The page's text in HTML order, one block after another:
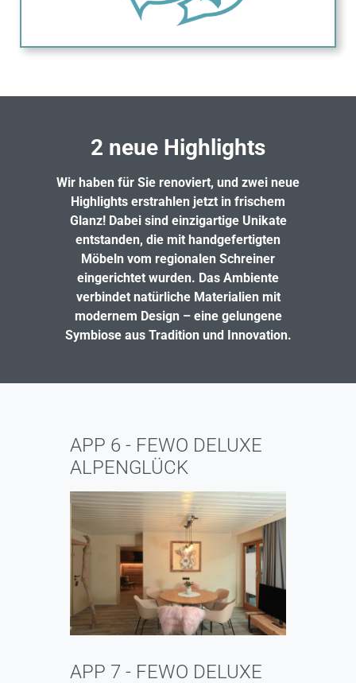
2 neue Highlights
Wir haben für Sie renoviert, und zwei neue
Highlights erstrahlen jetzt in frischem
Glanz! Dabei sind einzigartige Unikate
entstanden, die mit handgefertigten
Möbeln vom regionalen Schreiner
eingerichtet wurden. Das Ambiente
verbindet natürliche Materialien mit
modernem Design – eine gelungene
Symbiose aus Tradition und Innovation.
APP 6 - FEWO DELUXE
ALPENGLÜCK
APP 7 - FEWO DELUXE